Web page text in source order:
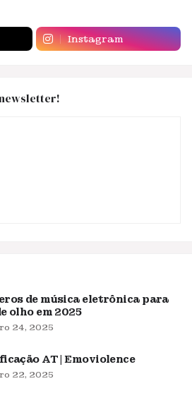
Instagram
de música eletrônica para
olho em 2025
24, 2025
AT | Emoviolence
22, 2025